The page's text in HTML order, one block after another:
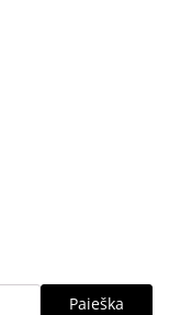
Paieška